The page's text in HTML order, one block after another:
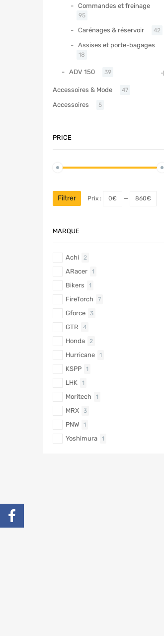
Commandes et freinage
95
Carénages & réservoir 42
Assises et porte-bagages
18
ADV 150 39
Accessoires & Mode 47
Accessoires 5
PRICE
Filtrer Prix : 0€ — 860€
MARQUE
Achi 2
ARacer 1
Bikers 1
FireTorch 7
Gforce 3
GTR 4
Honda 2
Hurricane 1
KSPP 1
LHK 1
Moritech 1
MRX 3
PNW 1
Yoshimura 1